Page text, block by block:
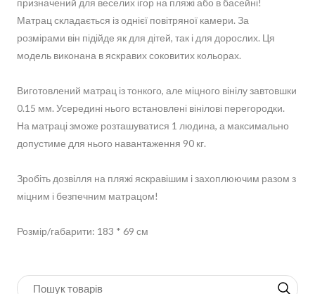
призначений для веселих ігор на пляжі або в басейні!
Матрац складається із однієї повітряної камери. За
розмірами він підійде як для дітей, так і для дорослих. Ця
модель виконана в яскравих соковитих кольорах.
Виготовлений матрац із тонкого, але міцного вінілу завтовшки
0.15 мм. Усередині нього встановлені вінілові перегородки.
На матраці зможе розташуватися 1 людина, а максимально
допустиме для нього навантаження 90 кг.
Зробіть дозвілля на пляжі яскравішим і захоплюючим разом з
міцним і безпечним матрацом!
Розмір/габарити: 183 * 69 см